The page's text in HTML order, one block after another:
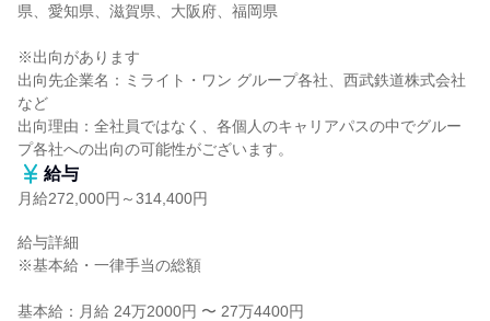
県、愛知県、滋賀県、大阪府、福岡県
※出向があります
出向先企業名：ミライト・ワン グループ各社、西武鉄道株式会社
など
出向理由：全社員ではなく、各個人のキャリアパスの中でグルー
プ各社への出向の可能性がございます。
給与
月給272,000円～314,400円
給与詳細
※基本給・一律手当の総額
基本給：月給 24万2000円 〜 27万4400円